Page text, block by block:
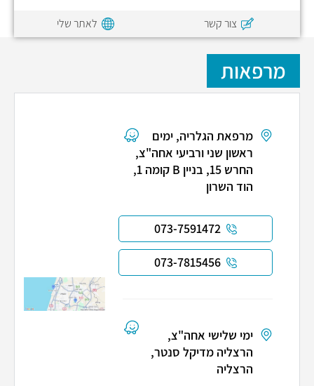
צור קשר לאתר שלי
מרפאות
מרפאת הגלריה, ימים
ראשון שני ורביעי אחה"צ,
החרש 15, בניין B קומה 1,
הוד השרון
073-7591472
073-7815456
ימי שלישי אחה"צ,
הרצליה מדיקל סנטר,
הרצליה